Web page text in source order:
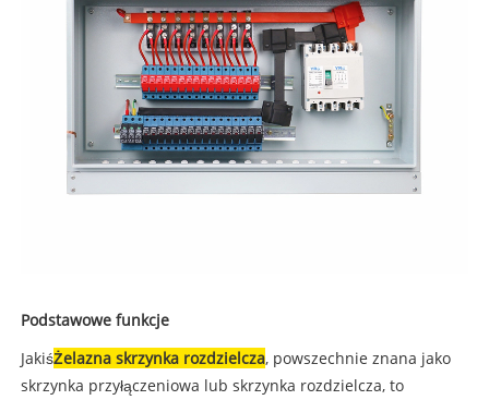
Podstawowe funkcje
JakiśŻelazna skrzynka rozdzielcza, powszechnie znana jako
skrzynka przyłączeniowa lub skrzynka rozdzielcza, to